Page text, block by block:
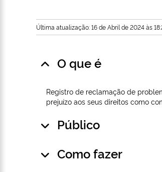
Última atualização: 16 de Abril de 2024 às
O que é
Registro de reclamação de
prejuízo aos seus direitos como
Público
Como fazer